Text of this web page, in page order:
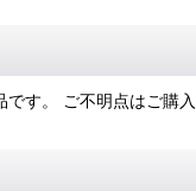
す。 ご不明点はご購